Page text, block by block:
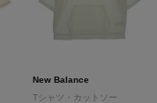
New Balance
Tシャツ・カットソー